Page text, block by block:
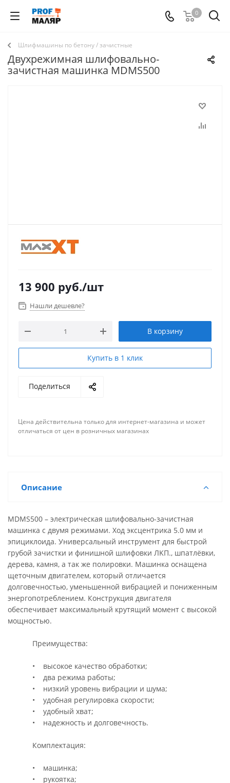
0
Шлифмашины по бетону / зачистные
Двухрежимная шлифовально-
зачистная машинка MDMS500
13 900 руб./шт
Нашли дешевле?
В корзину
Купить в 1 клик
Поделиться
Цена действительна только для интернет-магазина и может
отличаться от цен в розничных магазинах
Описание
MDMS500 – электрическая шлифовально-зачистная
машинка с двумя режимами. Ход эксцентрика 5.0 мм и
эпициклоида. Универсальный инструмент для быстрой
грубой зачистки и финишной шлифовки ЛKП., шпатлёвки,
дерева, камня, а так же полировки. Машинка оснащена
щеточным двигателем, который отличается
долговечностью, уменьшенной вибрацией и пониженным
энергопотреблением. Конструкция двигателя
обеспечивает максимальный крутящий момент с высокой
мощностью.
Преимущества:
• высокое качество обработки;
• два режима работы;
• низкий уровень вибрации и шума;
• удобная регулировка скорости;
• удобный хват;
• надежность и долговечность.
Комплектация:
• машинка;
• рукоятка;